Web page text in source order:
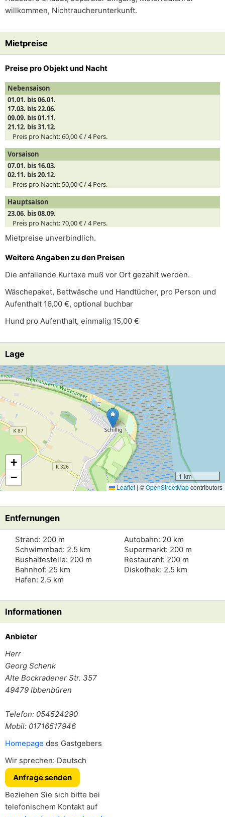
willkommen, Nichtraucherunterkunft.
Mietpreise
Preise pro Objekt und Nacht
Nebensaison
01.01. bis 06.01.
17.03. bis 22.06.
09.09. bis 01.11.
21.12. bis 31.12.
Preis pro Nacht:60,00 € /4Pers.
Vorsaison
07.01. bis 16.03.
02.11. bis 20.12.
Preis pro Nacht: 50,00 € /4Pers.
Hauptsaison
23.06. bis 08.09.
Preis pro Nacht:70,00 € /4Pers.
Mietpreise unverbindlich.
Weitere Angaben zu den Preisen
Die anfallende Kurtaxe muß vor Ort gezahlt werden.
Wäschepaket, Bettwäsche und Handtücher, pro Person und
Aufenthalt 16,00 €, optional buchbar
Hund pro Aufenthalt, einmalig 15,00 €
Lage
Lade Lageplan
+
−
1 km
Leaflet | ©OpenStreetMapcontributors
Entfernungen
Strand: 200 m
Schwimmbad: 2.5 km
Bushaltestelle: 200 m
Bahnhof: 25 km
Hafen: 2.5 km
Autobahn: 20 km
Supermarkt: 200 m
Restaurant: 200 m
Diskothek: 2.5 km
Informationen
Anbieter
Herr
Georg Schenk
Alte Bockradener Str. 357
49479 Ibbenbüren
Telefon: 054524290
Mobil: 01716517946
Homepage des Gastgebers
Wir sprechen: Deutsch
Anfrage senden
Beziehen Sie sich bitte bei
telefonischem Kontakt auf